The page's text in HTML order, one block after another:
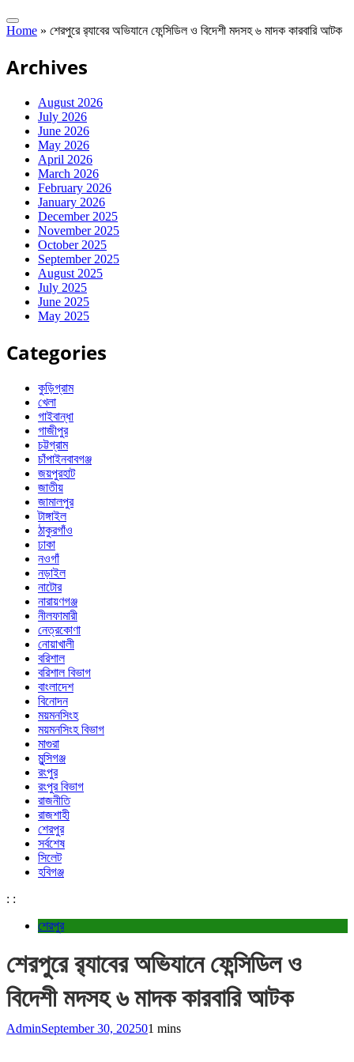
Home » শেরপুরে র‌্যাবের অভিযানে ফেন্সিডিল ও বিদেশী মদসহ ৬ মাদক কারবারি আটক
Archives
August 2026
July 2026
June 2026
May 2026
April 2026
March 2026
February 2026
January 2026
December 2025
November 2025
October 2025
September 2025
August 2025
July 2025
June 2025
May 2025
Categories
কুড়িগ্রাম
খেলা
গাইবান্ধা
গাজীপুর
চট্টগ্রাম
চাঁপাইনবাবগঞ্জ
জয়পুরহাট
জাতীয়
জামালপুর
টাঙ্গাইল
ঠাকুরগাঁও
ঢাকা
নওগাঁ
নড়াইল
নাটোর
নারায়ণগঞ্জ
নীলফামারী
নেত্রকোণা
নোয়াখালী
বরিশাল
বরিশাল বিভাগ
বাংলাদেশ
বিনোদন
ময়মনসিংহ
ময়মনসিংহ বিভাগ
মাগুরা
মুন্সিগঞ্জ
রংপুর
রংপুর বিভাগ
রাজনীতি
রাজশাহী
শেরপুর
সর্বশেষ
সিলেট
হবিগঞ্জ
: :
শেরপুর
শেরপুরে র‌্যাবের অভিযানে ফেন্সিডিল ও
বিদেশী মদসহ ৬ মাদক কারবারি আটক
AdminSeptember 30, 202501 mins